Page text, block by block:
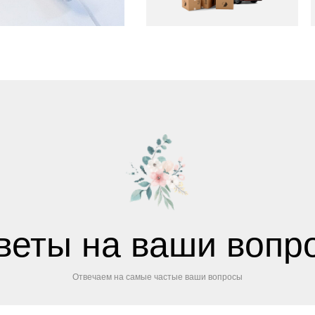
на ваши
Отвечаем на самые частые ваши вопросы